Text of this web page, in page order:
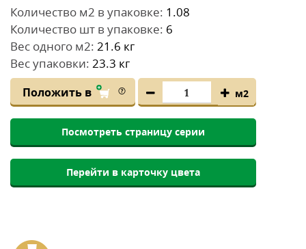
Количество м2 в упаковке: 1.08
Количество шт в упаковке: 6
Вес одного м2: 21.6 кг
Вес упаковки: 23.3 кг
Положить в м2
Посмотреть страницу серии
Перейти в карточку цвета